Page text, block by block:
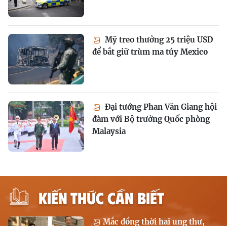
Mỹ treo thưởng 25 triệu USD
để bắt giữ trùm ma túy Mexico
Đại tướng Phan Văn Giang hội
đàm với Bộ trưởng Quốc phòng
Malaysia
KIẾN THỨC CẦN BIẾT
Mắc đồng thời hai ung thư,